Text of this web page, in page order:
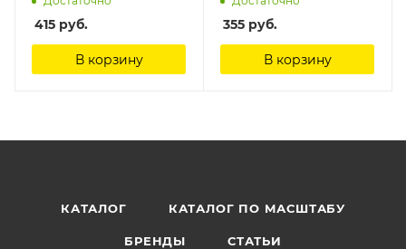
415 руб.
В корзину
#9111, #9112, #9114, #9115 /
ITALERI #1430) + маски
на диски и колеса KV
355 руб.
В корзину
КАТАЛОГ КАТАЛОГ ПО МАСШТАБУ
БРЕНДЫ СТАТЬИ